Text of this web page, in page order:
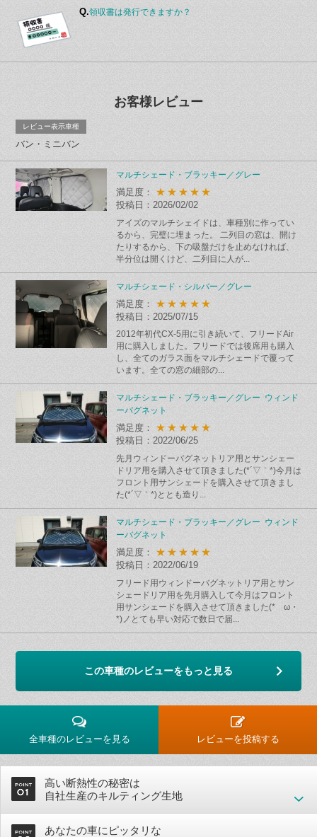
Q.領収書は発行できますか？
お客様レビュー
レビュー表示車種
バン・ミニバン
マルチシェード・ブラッキー／グレー
満足度： ★★★★★
投稿日：2026/02/02
アイズのマルチシェイドは、車種別に作ってい
るから、完璧に埋まった。 二列目の窓は、開け
たりするから、下の吸盤だけを止めなければ、
半分位は開くけど、二列目に人が...
マルチシェード・シルバー／グレー
満足度： ★★★★★
投稿日：2025/07/15
2012年初代CX-5用に引き続いて、フリードAir
用に購入しました。フリードでは後席用も購入
し、全てのガラス面をマルチシェードで覆って
います。全ての窓の細部の...
マルチシェード・ブラッキー／グレー ウィンド
ーバグネット
満足度： ★★★★★
投稿日：2022/06/25
先月ウィンドーバグネットリア用とサンシェー
ドリア用を購入させて頂きました(*´▽｀*)今月は
フロント用サンシェードを購入させて頂きまし
た(*´▽｀*)ととも造り...
マルチシェード・ブラッキー／グレー ウィンド
ーバグネット
満足度： ★★★★★
投稿日：2022/06/19
フリード用ウィンドーバグネットリア用とサン
シェードリア用を先月購入して今月はフロント
用サンシェードを購入させて頂きました(*ゝω・
*)ノとても早い対応で数日で届...
この車種のレビューをもっと見る
全車種のレビューを見る レビューを投稿する
高い断熱性の秘密は
自社生産のキルティング生地
あなたの車にピッタリな